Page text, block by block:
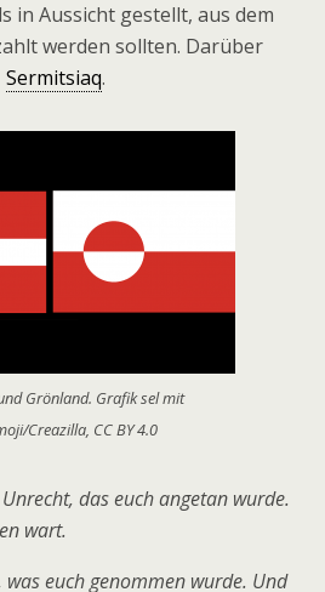
in Aussicht gestellt, aus dem
werden sollten. Darüber
Sermitsiaq.
Grönland. Grafik sel mit
Creazilla, CC BY 4.0
das euch angetan wurde.
wart.
euch genommen wurde. Und